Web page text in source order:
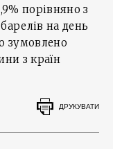
порівняно з
на день
зумовлено
з країн
ДРУКУВАТИ